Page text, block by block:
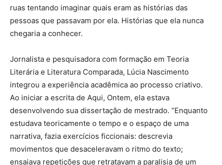
ruas tentando imaginar quais eram as histórias das
pessoas que passavam por ela. Histórias que ela nunca
chegaria a conhecer.
Jornalista e pesquisadora com formação em Teoria
Literária e Literatura Comparada, Lúcia Nascimento
integrou a experiência acadêmica ao processo criativo.
Ao iniciar a escrita de Aqui, Ontem, ela estava
desenvolvendo sua dissertação de mestrado. “Enquanto
estudava teoricamente o tempo e o espaço de uma
narrativa, fazia exercícios ficcionais: descrevia
movimentos que desaceleravam o ritmo do texto;
ensaiava repetições que retratavam a paralisia de um